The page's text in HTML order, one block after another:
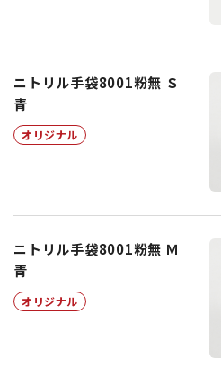
ニトリル手袋8001粉無 Ｓ
青
オリジナル
ニトリル手袋8001粉無 Ｍ
青
オリジナル